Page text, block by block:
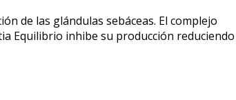
de las glándulas sebáceas. El complejo
Equilibrio inhibe su producción reduciendo